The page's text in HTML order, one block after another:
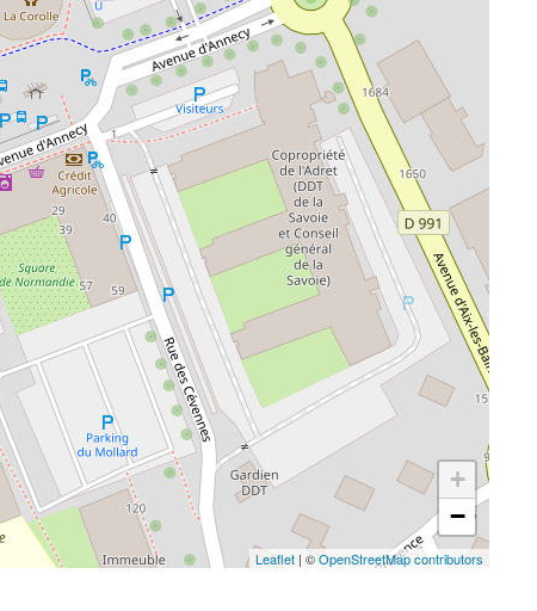
+
−
Leaflet | ©OpenStreetMap contributors